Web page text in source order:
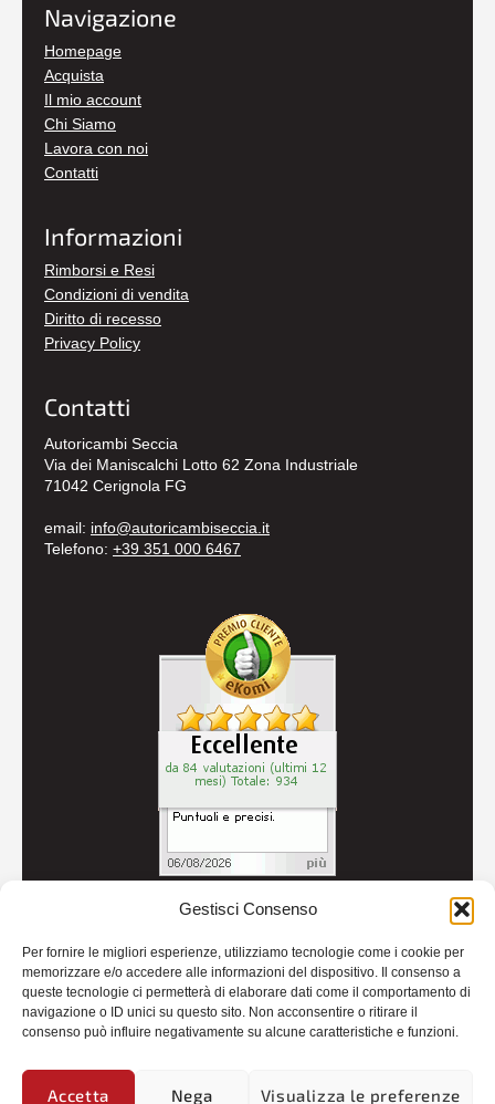
Gestisci Consenso
Per fornire le migliori esperienze, utilizziamo tecnologie come i cookie per
memorizzare e/o accedere alle informazioni del dispositivo. Il consenso a
queste tecnologie ci permetterà di elaborare dati come il comportamento di
navigazione o ID unici su questo sito. Non acconsentire o ritirare il
consenso può influire negativamente su alcune caratteristiche e funzioni.
Accetta Nega Visualizza le preferenze
Navigazione
Homepage
Acquista
Il mio account
Chi Siamo
Lavora con noi
Contatti
Informazioni
Rimborsi e Resi
Condizioni di vendita
Diritto di recesso
Privacy Policy
Contatti
Autoricambi Seccia
Via dei Maniscalchi Lotto 62 Zona Industriale
71042 Cerignola FG
email: info@autoricambiseccia.it
Telefono: +39 351 000 6467
Credits